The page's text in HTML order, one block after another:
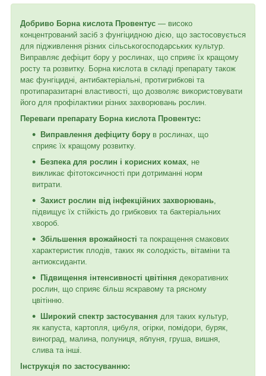
Добриво Борна кислота Провентус — високо
концентрований засіб з фунгіцидною дією, що застосовується
для підживлення різних сільськогосподарських культур.
Виправляє дефіцит бору у рослинах, що сприяє їх кращому
росту та розвитку. Борна кислота в складі препарату також
має фунгіцидні, антибактеріальні, протигрибкові та
протипаразитарні властивості, що дозволяє використовувати
його для профілактики різних захворювань рослин.
Переваги препарату Борна кислота Провентус:
Виправлення дефіциту бору в рослинах, що
сприяє їх кращому розвитку.
Безпека для рослин і корисних комах, не
викликає фітотоксичності при дотриманні норм
витрати.
Захист рослин від інфекційних захворювань,
підвищує їх стійкість до грибкових та бактеріальних
хвороб.
Збільшення врожайності та покращення смакових
характеристик плодів, таких як солодкість, вітаміни та
антиоксиданти.
Підвищення інтенсивності цвітіння декоративних
рослин, що сприяє більш яскравому та рясному
цвітінню.
Широкий спектр застосування для таких культур,
як капуста, картопля, цибуля, огірки, помідори, буряк,
виноград, малина, полуниця, яблуня, груша, вишня,
слива та інші.
Інструкція по застосуванню: